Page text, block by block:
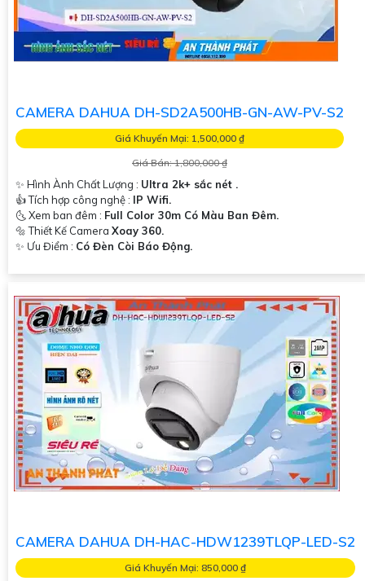
CAMERA DAHUA DH-SD2A500HB-GN-AW-PV-S2
Giá Khuyến Mại: 1,500,000 ₫
Giá Bán: 1,800,000 ₫
✨ Hình Ành Chất Lượng : Ultra 2k+ sắc nét .
👍 Tích hợp công nghệ : IP Wifi.
🌜 Xem ban đêm : Full Color 30m Có Màu Ban Đêm.
🔩 Thiết Kế Camera Xoay 360.
️✨ Ưu Điểm : Có Đèn Còi Báo Động.
CAMERA DAHUA DH-HAC-HDW1239TLQP-LED-S2
Giá Khuyến Mại: 850,000 ₫